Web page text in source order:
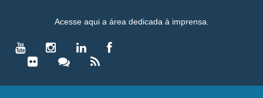
Acesse aqui a área dedicada à imprensa.